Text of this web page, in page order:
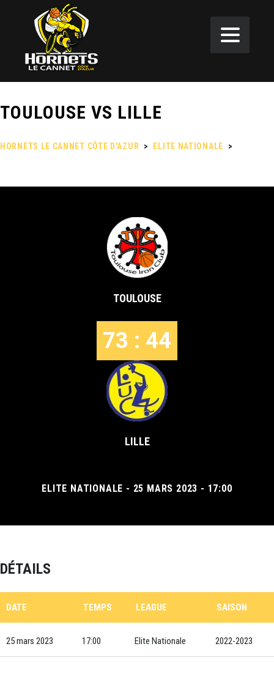
TOULOUSE VS LILLE
HORNETS LE CANNET CÔTE D'AZUR > ELITE NATIONALE
>
TOULOUSE
73 : 44
LILLE
ELITE NATIONALE - 25 MARS 2023 - 17:00
DÉTAILS
DATE TEMPS LEAGUE SAISON
25 mars 2023 17:00 Elite Nationale 2022-2023